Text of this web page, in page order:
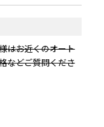
はお近くのオート
などご質問くださ